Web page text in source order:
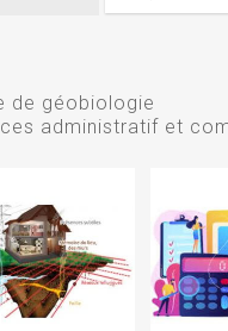
de géobiologie
administratif et